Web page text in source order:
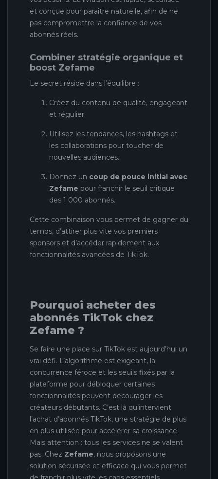
et conçue pour paraître naturelle, afin de ne
pas compromettre la confiance de vos
abonnés réels.
Combiner stratégie organique et
boost Zefame
Le secret réside dans l’équilibre :
Créez du contenu de qualité, engageant
et régulier.
Utilisez les tendances, les hashtags et
les collaborations pour toucher de
nouvelles audiences.
Donnez un coup de pouce initial avec
Zefame pour franchir le seuil critique
des 1 000 abonnés.
Cette combinaison vous permet de gagner du
temps, d’attirer plus vite vos premiers
sponsors et d’accéder rapidement aux
fonctionnalités avancées de TikTok.
Pourquoi acheter des
abonnés TikTok chez
Zefame ?
Se faire une place sur TikTok est aujourd’hui un
vrai défi. L’algorithme est exigeant, la
concurrence féroce et les seuils fixés par la
plateforme pour débloquer certaines
fonctionnalités peuvent décourager les
créateurs débutants. C’est là qu’intervient
l’achat d’abonnés TikTok, une stratégie de plus
en plus utilisée pour accélérer sa croissance.
Mais attention : tous les services ne se valent
pas. Chez Zefame, nous proposons une
solution sécurisée et efficace qui vous permet